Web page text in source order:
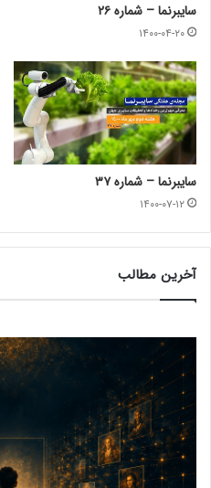
سایبرنما – شماره‌ ۲۶
۱۴۰۰-۰۴-۲۰
سایبرنما – شماره‌ ۳۷
۱۴۰۰-۰۷-۱۲
آخرین مطالب